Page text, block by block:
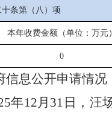
十条第（八）项
本年收费金额（单位：万元
0
信息公开申请情况
5年12月31日，汪